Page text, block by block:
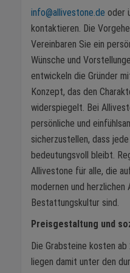
info@allivestone.de oder
kontaktieren. Die
Vereinbaren Sie ein
Wünsche und
entwickeln die Gründer
Konzept, das den
widerspiegelt. Bei
persönliche und
sicherzustellen, dass
bedeutungsvoll bleibt.
Allivestone für alle, die
modernen und herzlichen
Bestattungskultur sind.
Preisgestaltung und
Die Grabsteine kosten ab
liegen damit unter den